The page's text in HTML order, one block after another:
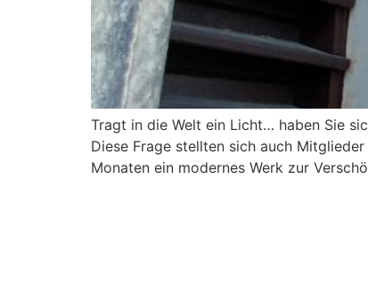
Tragt in die Welt ein Licht… haben Sie
Diese Frage stellten sich auch
Monaten ein modernes Werk zur